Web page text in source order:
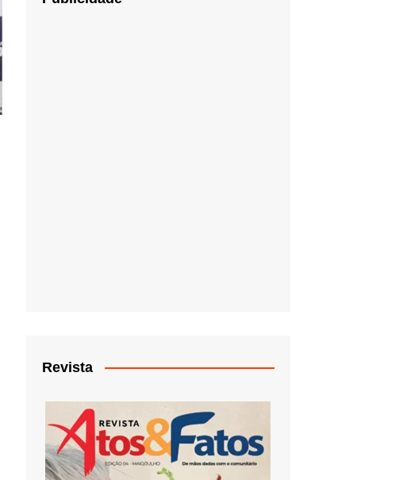
Revista